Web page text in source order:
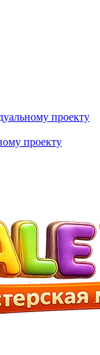
проекту
проекту